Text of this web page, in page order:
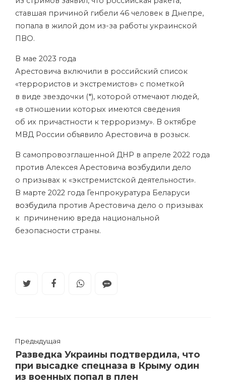
ставшая причиной гибели 46 человек в Днепре,
попала в жилой дом из-за работы украинской
ПВО.
В мае 2023 года
Арестовича включили в российский список
«террористов и экстремистов» с пометкой
в виде звездочки (*), которой отмечают людей,
«в отношении которых имеются сведения
об их причастности к терроризму». В октябре
МВД России объявило Арестовича в розыск.
В самопровозглашенной ДНР в апреле 2022 года
против Алексея Арестовича возбудили дело
о призывах к «экстремистской деятельности».
В марте 2022 года Генпрокуратура Беларуси
возбудила против Арестовича дело о призывах
к причинению вреда национальной
безопасности страны.
Предыдущая
Разведка Украины подтвердила, что
при высадке спецназа в Крыму один
из военных попал в плен